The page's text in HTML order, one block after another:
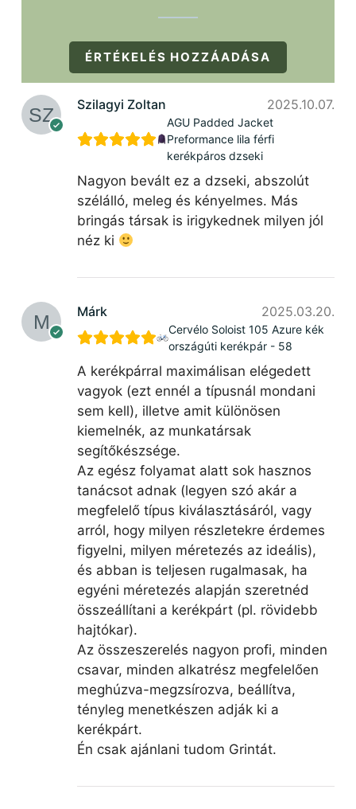
ÉRTÉKELÉS HOZZÁADÁSA
Szilagyi Zoltan 2025.10.07.
AGU Padded Jacket
Preformance lila férfi
kerékpáros dzseki
Nagyon bevált ez a dzseki, abszolút
szélálló, meleg és kényelmes. Más
bringás társak is irigykednek milyen jól
néz ki
Márk 2025.03.20.
Cervélo Soloist 105 Azure kék
országúti kerékpár - 58
A kerékpárral maximálisan elégedett
vagyok (ezt ennél a típusnál mondani
sem kell), illetve amit különösen
kiemelnék, az munkatársak
segítőkészsége.
Az egész folyamat alatt sok hasznos
tanácsot adnak (legyen szó akár a
megfelelő típus kiválasztásáról, vagy
arról, hogy milyen részletekre érdemes
figyelni, milyen méretezés az ideális),
és abban is teljesen rugalmasak, ha
egyéni méretezés alapján szeretnéd
összeállítani a kerékpárt (pl. rövidebb
hajtókar).
Az összeszerelés nagyon profi, minden
csavar, minden alkatrész megfelelően
meghúzva-megzsírozva, beállítva,
tényleg menetkészen adják ki a
kerékpárt.
Én csak ajánlani tudom Grintát.